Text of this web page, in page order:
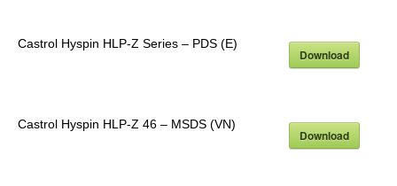
Castrol Hyspin HLP-Z Series – PDS (E)
Download
Castrol Hyspin HLP-Z 46 – MSDS (VN)
Download